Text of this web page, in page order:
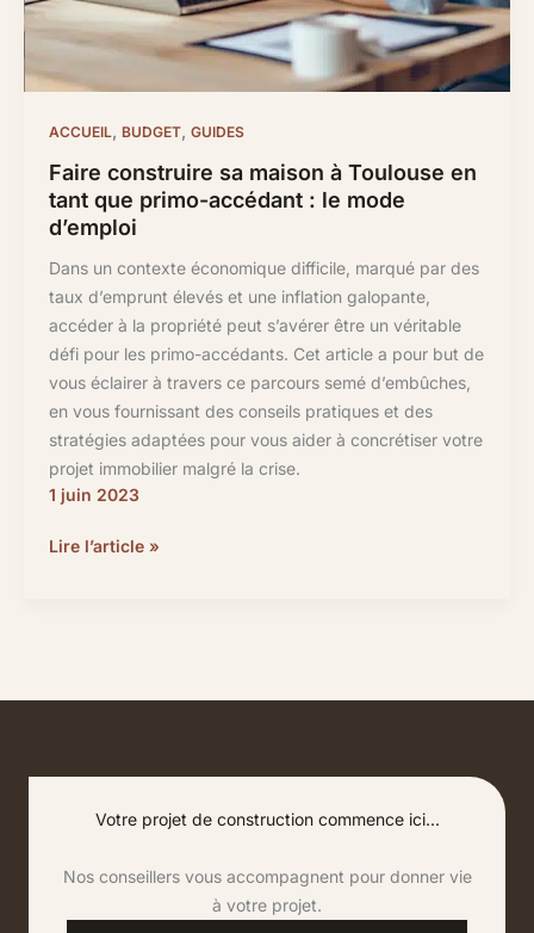
ACCUEIL BUDGET GUIDES
Faire construire sa maison à Toulouse en
tant que primo-accédant : le mode
d’emploi
Dans un contexte économique difficile, marqué par des
taux d’emprunt élevés et une inflation galopante,
accéder à la propriété peut s’avérer être un véritable
défi pour les primo-accédants. Cet article a pour but de
vous éclairer à travers ce parcours semé d’embûches,
en vous fournissant des conseils pratiques et des
stratégies adaptées pour vous aider à concrétiser votre
projet immobilier malgré la crise.
1 juin 2023
Faire
que
accédant
mode
Lire l’article »
Votre projet de construction commence ici...
Nos conseillers vous accompagnent pour donner vie
à votre projet.